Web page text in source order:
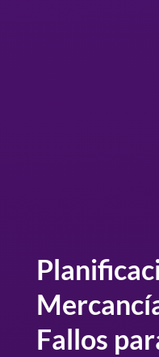
Fallos